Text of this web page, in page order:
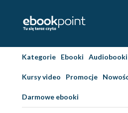
Kategorie Ebooki Audiobooki
Kursy video Promocje
Darmowe ebooki